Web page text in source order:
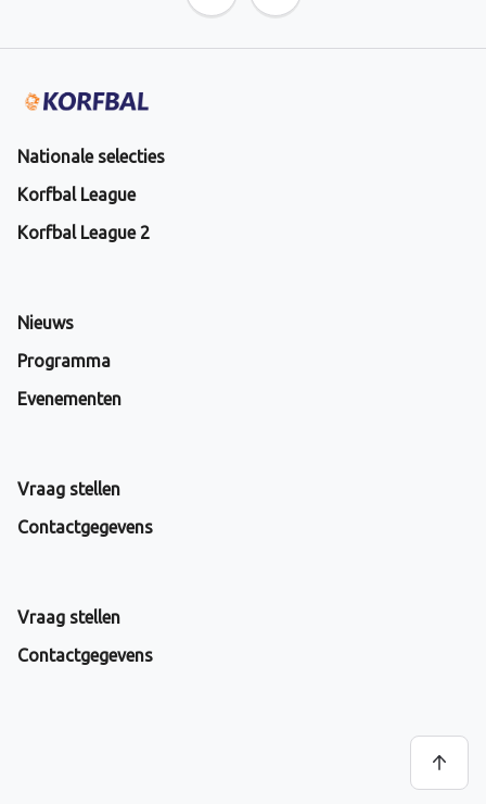
Nationale selecties
Korfbal League
Korfbal League 2
Nieuws
Programma
Evenementen
Vraag stellen
Contactgegevens
Vraag stellen
Contactgegevens